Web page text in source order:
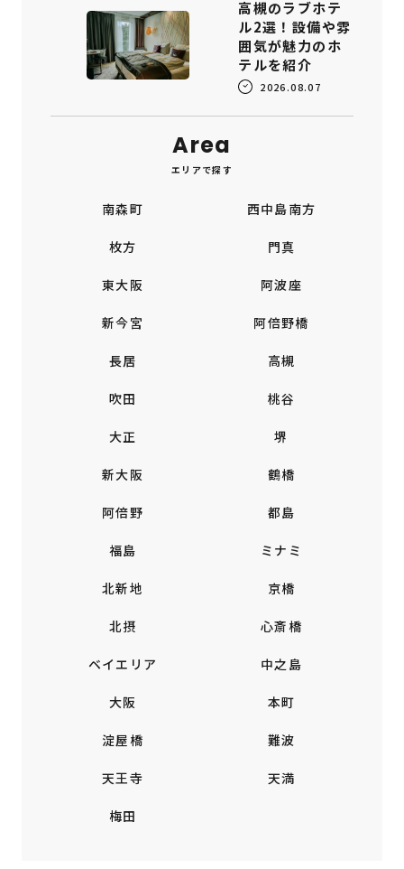
高槻のラブホテ
ル2選！設備や雰
囲気が魅力のホ
テルを紹介
2026.08.07
Area
エリアで探す
南森町 西中島南方
枚方 門真
東大阪 阿波座
新今宮 阿倍野橋
長居 高槻
吹田 桃谷
大正 堺
新大阪 鶴橋
阿倍野 都島
福島 ミナミ
北新地 京橋
北摂 心斎橋
ベイエリア 中之島
大阪 本町
淀屋橋 難波
天王寺 天満
梅田